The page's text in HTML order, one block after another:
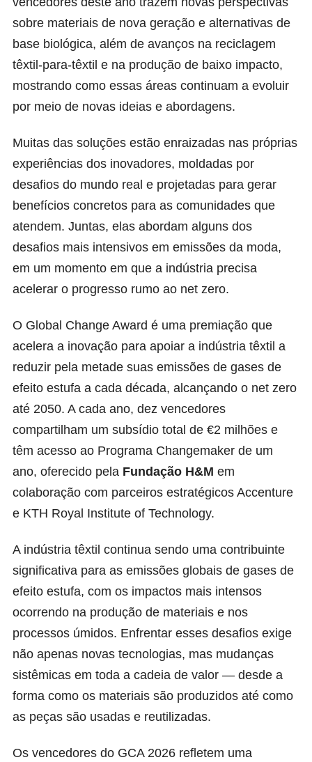
sobre materiais de nova geração e alternativas de
base biológica, além de avanços na reciclagem
têxtil-para-têxtil e na produção de baixo impacto,
mostrando como essas áreas continuam a evoluir
por meio de novas ideias e abordagens.
Muitas das soluções estão enraizadas nas próprias
experiências dos inovadores, moldadas por
desafios do mundo real e projetadas para gerar
benefícios concretos para as comunidades que
atendem. Juntas, elas abordam alguns dos
desafios mais intensivos em emissões da moda,
em um momento em que a indústria precisa
acelerar o progresso rumo ao net zero.
O Global Change Award é uma premiação que
acelera a inovação para apoiar a indústria têxtil a
reduzir pela metade suas emissões de gases de
efeito estufa a cada década, alcançando o net zero
até 2050. A cada ano, dez vencedores
compartilham um subsídio total de €2 milhões e
têm acesso ao Programa Changemaker de um
ano, oferecido pela Fundação H&M em
colaboração com parceiros estratégicos Accenture
e KTH Royal Institute of Technology.
A indústria têxtil continua sendo uma contribuinte
significativa para as emissões globais de gases de
efeito estufa, com os impactos mais intensos
ocorrendo na produção de materiais e nos
processos úmidos. Enfrentar esses desafios exige
não apenas novas tecnologias, mas mudanças
sistêmicas em toda a cadeia de valor — desde a
forma como os materiais são produzidos até como
as peças são usadas e reutilizadas.
Os vencedores do GCA 2026 refletem uma